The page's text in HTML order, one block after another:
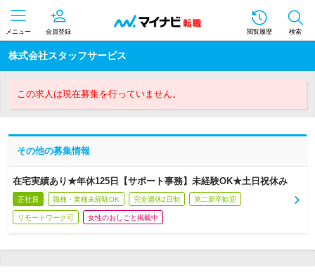
メニュー 会員登録 閲覧履歴 検索
株式会社スタッフサービス
この求人は現在募集を行っていません。
その他の募集情報
在宅実績あり★年休125日【サポート事務】未経験OK★土日祝休み
正社員 職種・業種未経験OK 完全週休2日制 第二新卒歓迎
リモートワーク可 女性のおしごと掲載中